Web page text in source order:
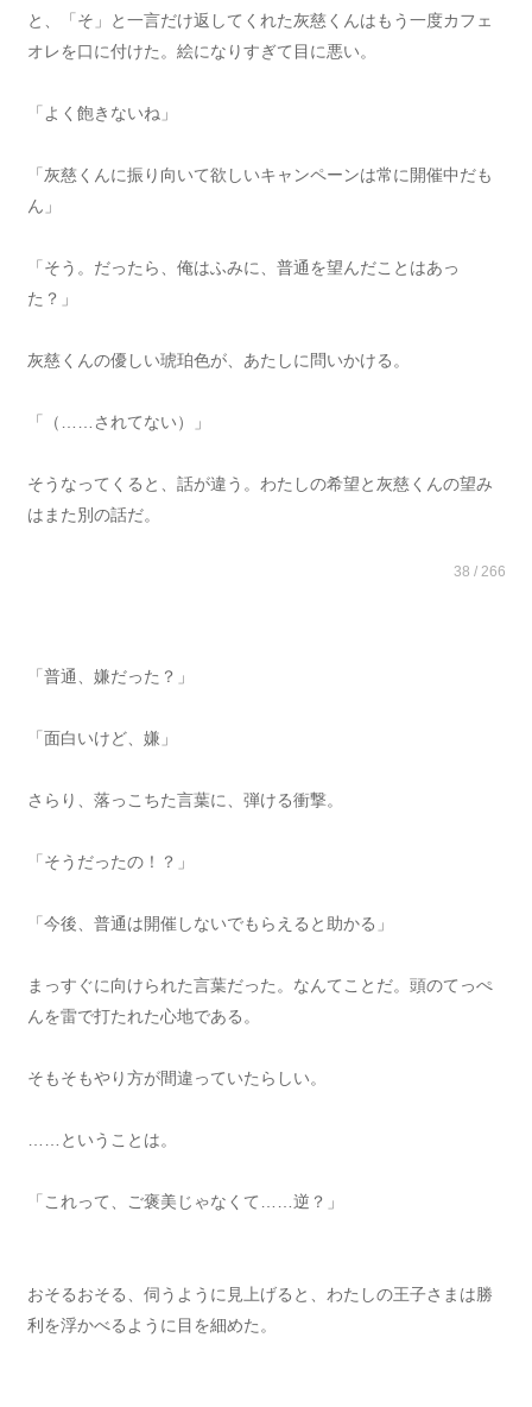
と、「そ」と一言だけ返してくれた灰慈くんはもう一度カフェ
オレを口に付けた。絵になりすぎて目に悪い。
「よく飽きないね」
「灰慈くんに振り向いて欲しいキャンペーンは常に開催中だも
ん」
「そう。だったら、俺はふみに、普通を望んだことはあっ
た？」
灰慈くんの優しい琥珀色が、あたしに問いかける。
「（……されてない）」
そうなってくると、話が違う。わたしの希望と灰慈くんの望み
はまた別の話だ。
38 / 266
「普通、嫌だった？」
「面白いけど、嫌」
さらり、落っこちた言葉に、弾ける衝撃。
「そうだったの！？」
「今後、普通は開催しないでもらえると助かる」
まっすぐに向けられた言葉だった。なんてことだ。頭のてっぺ
んを雷で打たれた心地である。
そもそもやり方が間違っていたらしい。
……ということは。
「これって、ご褒美じゃなくて……逆？」
おそるおそる、伺うように見上げると、わたしの王子さまは勝
利を浮かべるように目を細めた。